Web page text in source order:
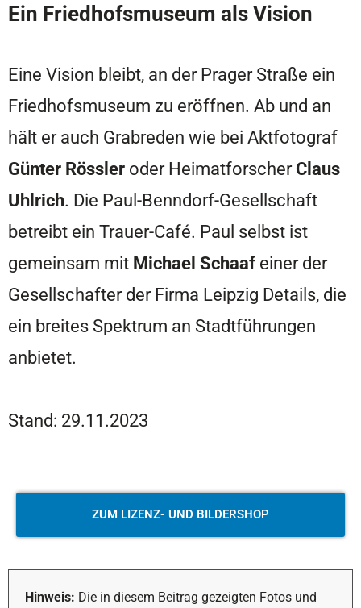
Ein Friedhofsmuseum als Vision
Eine Vision bleibt, an der Prager Straße ein
Friedhofsmuseum zu eröffnen. Ab und an
hält er auch Grabreden wie bei Aktfotograf
Günter Rössler oder HeimatforscherClaus
Uhlrich. Die Paul-Benndorf-Gesellschaft
betreibt ein Trauer-Café. Paul selbst ist
gemeinsam mit Michael Schaaf einer der
Gesellschafter der Firma Leipzig Details, die
ein breites Spektrum an Stadtführungen
anbietet.
Stand: 29.11.2023
ZUM LIZENZ- UND BILDERSHOP
Hinweis: Die in diesem Beitrag gezeigten Fotos und